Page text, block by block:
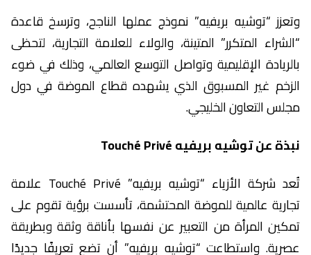
وتعزز “توشيه بريفيه” نموذج عملها الناجح، وترسخ قاعدة
“الشراء المتكرر” المتينة، والولاء للعلامة التجارية، لتحظى
بالريادة الإقليمية وتواصل التوسع العالمي، وذلك في ضوء
الزخم غير المسبوق الذي يشهده قطاع الموضة في دول
مجلس التعاون الخليجي.
نبذة عن توشيه بريفيه Touché Privé
تُعد شركة الأزياء “توشيه بريفيه” Touché Privé علامة
تجارية عالمية للموضة المحتشمة، تأسست برؤية تقوم على
تمكين المرأة من التعبير عن نفسها بأناقة وثقة وبطريقة
عصرية. واستطاعت “توشيه بريفيه” أن تضع تعريفًا جديدًا